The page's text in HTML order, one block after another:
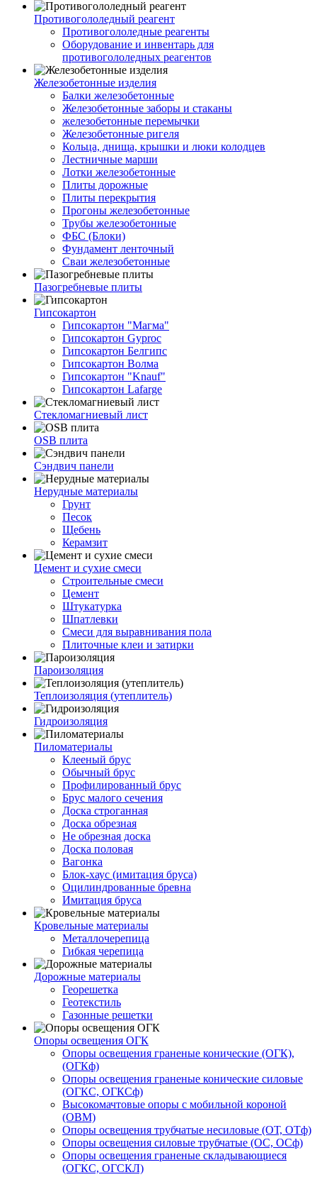
Противогололедный реагент
Противогололедные реагенты
Оборудование и инвентарь для
противогололедных реагентов
Железобетонные изделия
Балки железобетонные
Железобетонные заборы и стаканы
железобетонные перемычки
Железобетонные ригеля
Кольца, днища, крышки и люки колодцев
Лестничные марши
Лотки железобетонные
Плиты дорожные
Плиты перекрытия
Прогоны железобетонные
Трубы железобетонные
ФБС (Блоки)
Фундамент ленточный
Сваи железобетонные
Пазогребневые плиты
Гипсокартон
Гипсокартон "Магма"
Гипсокартон Gyproc
Гипсокартон Белгипс
Гипсокартон Волма
Гипсокартон "Knauf"
Гипсокартон Lafarge
Стекломагниевый лист
OSB плита
Сэндвич панели
Нерудные материалы
Грунт
Песок
Щебень
Керамзит
Цемент и сухие смеси
Строительные смеси
Цемент
Штукатурка
Шпатлевки
Смеси для выравнивания пола
Плиточные клеи и затирки
Пароизоляция
Теплоизоляция (утеплитель)
Гидроизоляция
Пиломатериалы
Клееный брус
Обычный брус
Профилированный брус
Брус малого сечения
Доска строганная
Доска обрезная
Не обрезная доска
Доска половая
Вагонка
Блок-хаус (имитация бруса)
Оцилиндрованные бревна
Имитация бруса
Кровельные материалы
Металлочерепица
Гибкая черепица
Дорожные материалы
Георешетка
Геотекстиль
Газонные решетки
Опоры освещения ОГК
Опоры освещения граненые конические (ОГК),
(ОГКф)
Опоры освещения граненые конические силовые
(ОГКС, ОГКСф)
Высокомачтовые опоры с мобильной короной
(ОВМ)
Опоры освещения трубчатые несиловые (ОТ, ОТф)
Опоры освещения силовые трубчатые (ОС, ОСф)
Опоры освещения граненые складывающиеся
(ОГКС, ОГСКЛ)